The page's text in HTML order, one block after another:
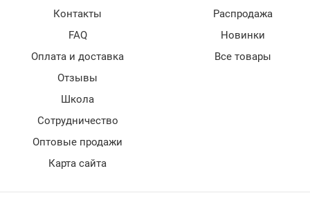
Контакты
FAQ
Оплата и доставка
Отзывы
Школа
Сотрудничество
Оптовые продажи
Карта сайта
Распродажа
Новинки
Все товары